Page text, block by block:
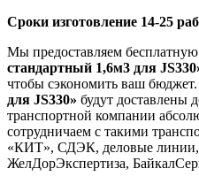
Сроки изготовление 14-25
Мы предоставляем бесплатную
стандартный 1,6м3 для
чтобы сэкономить ваш бюджет.
для JS330» будут доставлены
транспортной компании
сотрудничаем с такими
«КИТ», СДЭК, деловые
ЖелДорЭкспертиза,